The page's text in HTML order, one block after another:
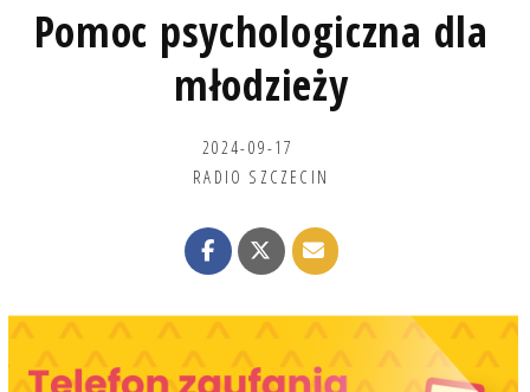
Pomoc psychologiczna dla
młodzieży
2024-09-17
RADIO SZCZECIN